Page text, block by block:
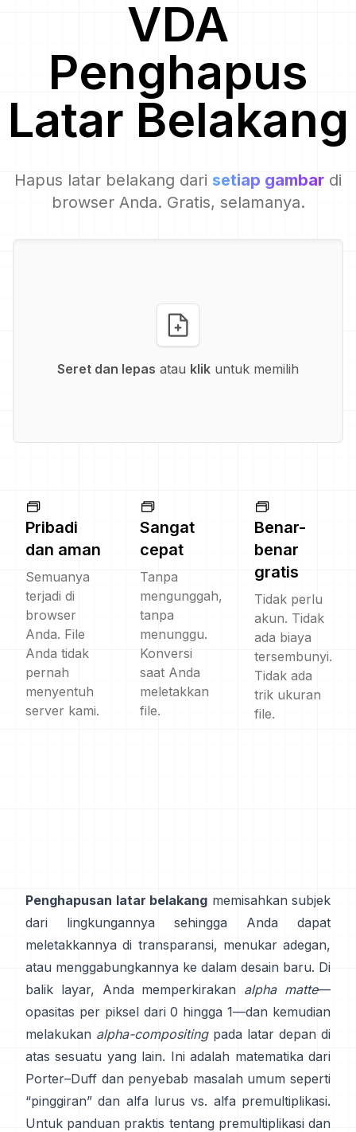
VDA
Penghapus
Latar Belakang
Hapus latar belakang dari setiap gambar di
browser Anda. Gratis, selamanya.
Seret dan lepas atau klik untuk memilih
Pribadi
dan aman
Semuanya
terjadi di
browser
Anda. File
Anda tidak
pernah
menyentuh
server kami.
Sangat
cepat
Tanpa
mengunggah,
tanpa
menunggu.
Konversi
saat Anda
meletakkan
file.
Benar-
benar
gratis
Tidak perlu
akun. Tidak
ada biaya
tersembunyi.
Tidak ada
trik ukuran
file.
Penghapusan latar belakang memisahkan subjek
dari lingkungannya sehingga Anda dapat
meletakkannya di transparansi, menukar adegan,
atau menggabungkannya ke dalam desain baru. Di
balik layar, Anda memperkirakan alpha matte—
opasitas per piksel dari 0 hingga 1—dan kemudian
melakukan alpha-compositingpada latar depan di
atas sesuatu yang lain. Ini adalah matematika dari
Porter–Duff dan penyebab masalah umum seperti
“pinggiran” dan alfa lurus vs. alfa premultiplikasi.
Untuk panduan praktis tentang premultiplikasi dan